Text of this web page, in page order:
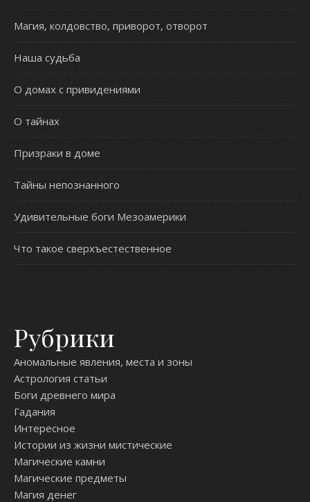
Магия, колдовство, приворот, отворот
Наша судьба
О домах с привидениями
О тайнах
Призраки в доме
Тайны непознанного
Удивительные боги Мезоамерики
Что такое сверхъестественное
Рубрики
Аномальные явления, места и зоны
Астрология статьи
Боги древнего мира
Гадания
Интересное
Истории из жизни мистические
Магические камни
Магические предметы
Магия денег